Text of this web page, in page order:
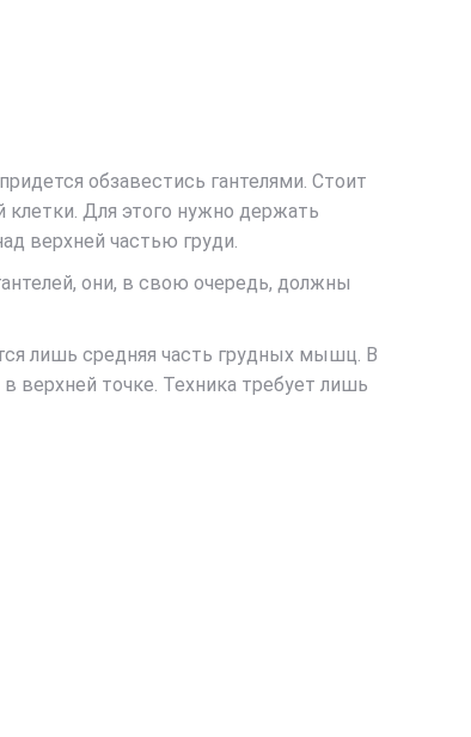
обзавестись гантелями. Стоит
клетки. Для этого нужно держать
верхней частью груди.
они, в свою очередь, должны
лишь средняя часть грудных мышц. В
верхней точке. Техника требует лишь